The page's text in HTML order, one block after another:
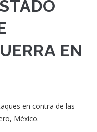
EN
en contra de las
México.